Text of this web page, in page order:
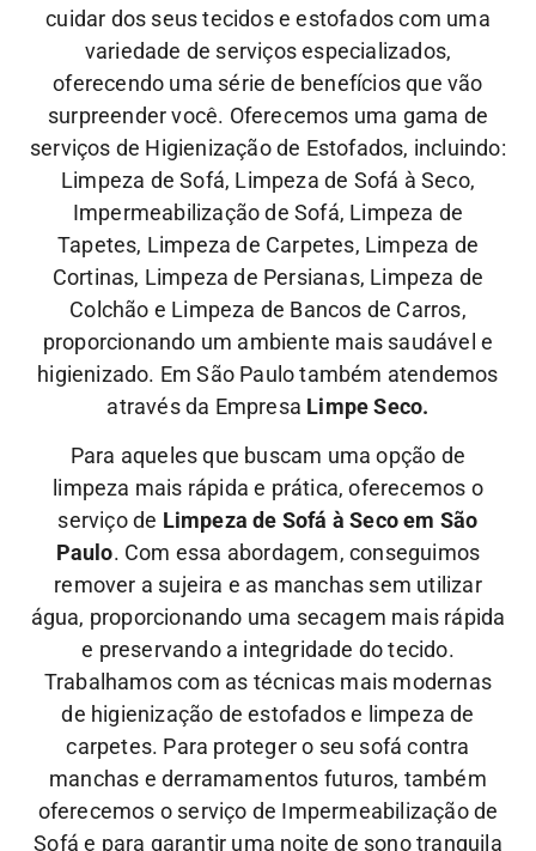
cuidar dos seus tecidos e estofados com uma
variedade de serviços especializados,
oferecendo uma série de benefícios que vão
surpreender você. Oferecemos uma gama de
serviços de Higienização de Estofados, incluindo:
Limpeza de Sofá, Limpeza de Sofá à Seco,
Impermeabilização de Sofá, Limpeza de
Tapetes, Limpeza de Carpetes, Limpeza de
Cortinas, Limpeza de Persianas, Limpeza de
Colchão e Limpeza de Bancos de Carros,
proporcionando um ambiente mais saudável e
higienizado. Em São Paulo também atendemos
através da Empresa Limpe Seco.
Para aqueles que buscam uma opção de
limpeza mais rápida e prática, oferecemos o
serviço de Limpeza de Sofá à Seco em São
Paulo. Com essa abordagem, conseguimos
remover a sujeira e as manchas sem utilizar
água, proporcionando uma secagem mais rápida
e preservando a integridade do tecido.
Trabalhamos com as técnicas mais modernas
de higienização de estofados e limpeza de
carpetes. Para proteger o seu sofá contra
manchas e derramamentos futuros, também
oferecemos o serviço de Impermeabilização de
Sofá e para garantir uma noite de sono tranquila